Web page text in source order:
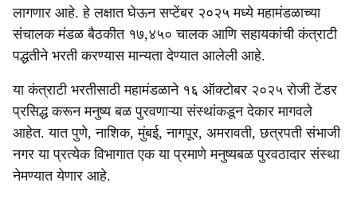
लागणार आहे. हे लक्षात घेऊन सप्टेंबर २०२५ मध्ये महामंडळाच्या
संचालक मंडळ बैठकीत १७,४५० चालक आणि सहायकांची कंत्राटी
पद्धतीने भरती करण्यास मान्यता देण्यात आलेली आहे.
या कंत्राटी भरतीसाठी महामंडळाने १६ ऑक्टोबर २०२५ रोजी टेंडर
प्रसिद्ध करून मनुष्य बळ पुरवणाऱ्या संस्थांकडून देकार मागवले
आहेत. यात पुणे, नाशिक, मुंबई, नागपूर, अमरावती, छत्रपती संभाजी
नगर या प्रत्येक विभागात एक या प्रमाणे मनुष्यबळ पुरवठादार संस्था
नेमण्यात येणार आहे.